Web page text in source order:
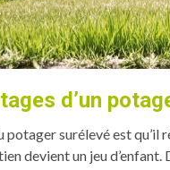
d’un
potager surélevé est
devient un jeu